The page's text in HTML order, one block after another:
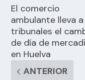
El comercio
ambulante lleva
tribunales el
de día de
en Huelva
ANTERIOR